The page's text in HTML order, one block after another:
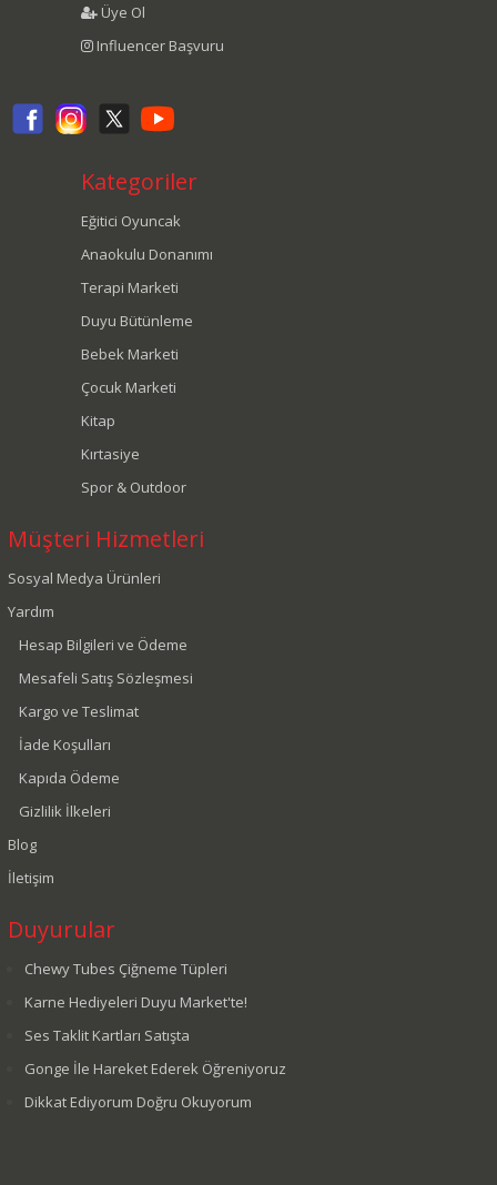
Üye Ol
Influencer Başvuru
Kategoriler
Eğitici Oyuncak
Anaokulu Donanımı
Terapi Marketi
Duyu Bütünleme
Bebek Marketi
Çocuk Marketi
Kitap
Kırtasiye
Spor & Outdoor
Müşteri Hizmetleri
Sosyal Medya Ürünleri
Yardım
Hesap Bilgileri ve Ödeme
Mesafeli Satış Sözleşmesi
Kargo ve Teslimat
İade Koşulları
Kapıda Ödeme
Gizlilik İlkeleri
Blog
İletişim
Duyurular
Chewy Tubes Çiğneme Tüpleri
Karne Hediyeleri Duyu Market'te!
Ses Taklit Kartları Satışta
Gonge İle Hareket Ederek Öğreniyoruz
Dikkat Ediyorum Doğru Okuyorum